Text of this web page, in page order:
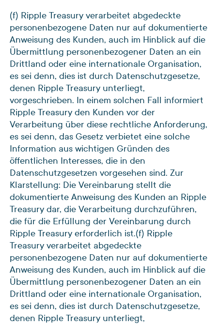
(f) Ripple Treasury verarbeitet abgedeckte
personenbezogene Daten nur auf dokumentierte
Anweisung des Kunden, auch im Hinblick auf die
Übermittlung personenbezogener Daten an ein
Drittland oder eine internationale Organisation,
es sei denn, dies ist durch Datenschutzgesetze,
denen Ripple Treasury unterliegt,
vorgeschrieben. In einem solchen Fall informiert
Ripple Treasury den Kunden vor der
Verarbeitung über diese rechtliche Anforderung,
es sei denn, das Gesetz verbietet eine solche
Information aus wichtigen Gründen des
öffentlichen Interesses, die in den
Datenschutzgesetzen vorgesehen sind. Zur
Klarstellung: Die Vereinbarung stellt die
dokumentierte Anweisung des Kunden an Ripple
Treasury dar, die Verarbeitung durchzuführen,
die für die Erfüllung der Vereinbarung durch
Ripple Treasury erforderlich ist.(f) Ripple
Treasury verarbeitet abgedeckte
personenbezogene Daten nur auf dokumentierte
Anweisung des Kunden, auch im Hinblick auf die
Übermittlung personenbezogener Daten an ein
Drittland oder eine internationale Organisation,
es sei denn, dies ist durch Datenschutzgesetze,
denen Ripple Treasury unterliegt,